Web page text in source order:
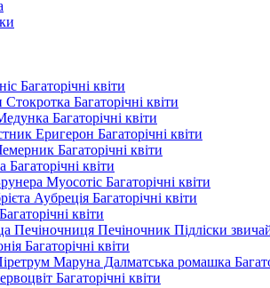
Багаторічні квіти
Багаторічні квіти
Багаторічні квіти
Еригерон Багаторічні квіти
Багаторічні квіти
Багаторічні квіти
Муосотіс Багаторічні квіти
Аубреція Багаторічні квіти
квіти
Печіночниця Печіночник Підліски
Багаторічні квіти
Маруна Далматська ромашка
Багаторічні квіти